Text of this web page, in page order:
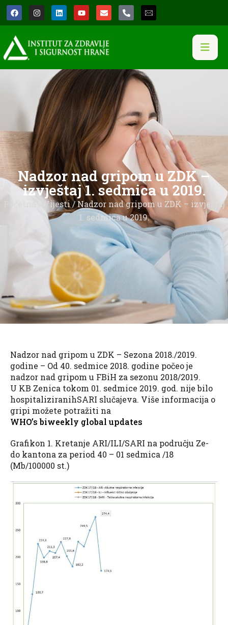
Nadzor nad gripom u ZDK –
izvještaj 1. sedmica u 2019.
Vijesti/ Nadzor nad gripom u ZDK – izvještaj
1. sedmica u 2019.
Nadzor nad gripom u ZDK – Sezona 2018./2019.
godine – Od 40. sedmice 2018. godine počeo je
nadzor nad gripom u FBiH za sezonu 2018/2019.
U KB Zenica tokom 01. sedmice 2019. god. nije bilo
hospitaliziranihSARI slučajeva. Više informacija o
gripi možete potražiti na
WHO’s biweekly global updates
Grafikon 1. Kretanje ARI/ILI/SARI na području Ze-
do kantona za period 40 – 01 sedmica /18
(Mb/100000 st.)